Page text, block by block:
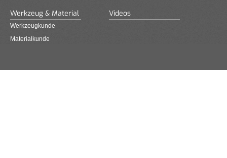
Werkzeug & Material
Werkzeugkunde
Materialkunde
Videos